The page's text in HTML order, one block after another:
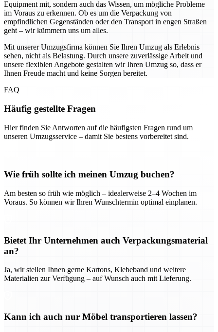
Equipment mit, sondern auch das Wissen, um mögliche Probleme
im Voraus zu erkennen. Ob es um die Verpackung von
empfindlichen Gegenständen oder den Transport in engen Straßen
geht – wir kümmern uns um alles.
Mit unserer Umzugsfirma können Sie Ihren Umzug als Erlebnis
sehen, nicht als Belastung. Durch unsere zuverlässige Arbeit und
unsere flexiblen Angebote gestalten wir Ihren Umzug so, dass er
Ihnen Freude macht und keine Sorgen bereitet.
FAQ
Häufig gestellte Fragen
Hier finden Sie Antworten auf die häufigsten Fragen rund um
unseren Umzugsservice – damit Sie bestens vorbereitet sind.
Wie früh sollte ich meinen Umzug buchen?
Am besten so früh wie möglich – idealerweise 2–4 Wochen im
Voraus. So können wir Ihren Wunschtermin optimal einplanen.
Bietet Ihr Unternehmen auch Verpackungsmaterial
an?
Ja, wir stellen Ihnen gerne Kartons, Klebeband und weitere
Materialien zur Verfügung – auf Wunsch auch mit Lieferung.
Kann ich auch nur Möbel transportieren lassen?